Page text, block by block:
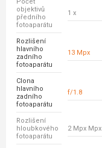
objektivů
předního
fotoaparátu
1 x
Rozlišení
hlavního
zadního
fotoaparátu
13 Mpx
Clona
hlavního
zadního
fotoaparátu
f/1.8
Rozlišení
hloubkového
fotoaparátu
2 Mpx Mpx